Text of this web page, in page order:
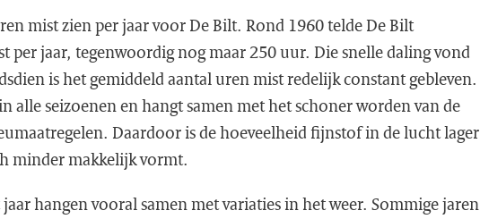
mist zien per jaar voor De Bilt. Rond 1960 telde De Bilt
per jaar, tegenwoordig nog maar 250 uur. Die snelle daling vond
is het gemiddeld aantal uren mist redelijk constant gebleven.
alle seizoenen en hangt samen met het schoner worden van de
Daardoor is de hoeveelheid fijnstof in de lucht lager
minder makkelijk vormt.
hangen vooral samen met variaties in het weer. Sommige jaren